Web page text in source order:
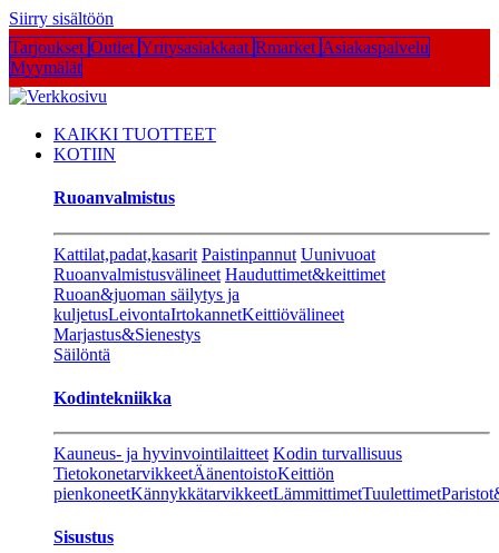
Siirry sisältöön
Tarjoukset Outlet Yritysasiakkaat Rmarket Asiakaspalvelu
Myymälät
KAIKKI TUOTTEET
KOTIIN
Ruoanvalmistus
Kattilat,padat,kasarit Paistinpannut Uunivuoat
Ruoanvalmistusvälineet Hauduttimet&keittimet
Ruoan&juoman säilytys ja
kuljetusLeivontaIrtokannetKeittiövälineet
Marjastus&Sienestys
Säilöntä
Kodintekniikka
Kauneus- ja hyvinvointilaitteet Kodin turvallisuus
TietokonetarvikkeetÄänentoistoKeittiön
pienkoneetKännykkätarvikkeetLämmittimetTuulettimet
Sisustus